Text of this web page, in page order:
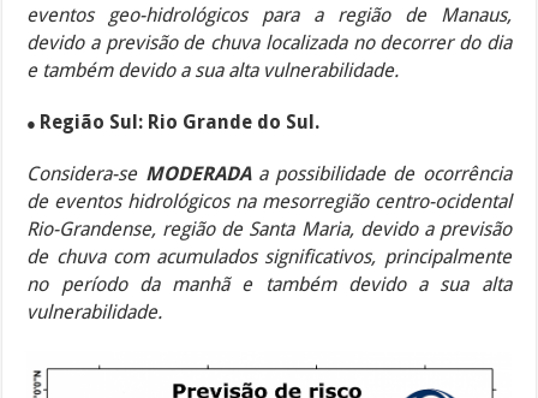
eventos geo-hidrológicos para a região de Manaus,
devido a previsão de chuva localizada no decorrer do dia
e também devido a sua alta vulnerabilidade.
● Região Sul: Rio Grande do Sul.
Considera-seMODERADA a possibilidade de ocorrência
de eventos hidrológicos na mesorregião centro-ocidental
Rio-Grandense, região de Santa Maria, devido a previsão
de chuva com acumulados significativos, principalmente
no período da manhãe também devido a sua alta
vulnerabilidade.